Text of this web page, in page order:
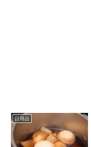
日用品